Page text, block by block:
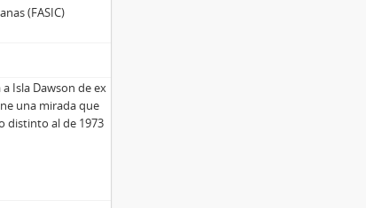
(FASIC)
Isla Dawson de ex
una mirada que
distinto al de 1973